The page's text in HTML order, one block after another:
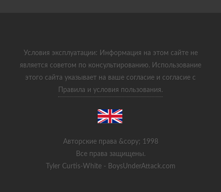
Условия эксплуатации: Информация на этом сайте не
является советом по консультированию. Использование
этого сайта указывает на ваше согласие и согласие с
Правила и условия пользования.
Авторские права &copy; 1998
Все права защищены.
Tyler Curtis-White - BoysUnderAttack.com